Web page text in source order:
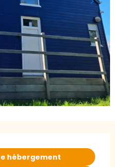
hébergement